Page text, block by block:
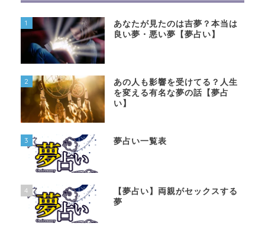
1
あなたが見たのは吉夢？本当は
良い夢・悪い夢【夢占い】
2
あの人も影響を受けてる？人生
を変える有名な夢の話【夢占
い】
3 夢占い一覧表
4
【夢占い】両親がセックスする
夢